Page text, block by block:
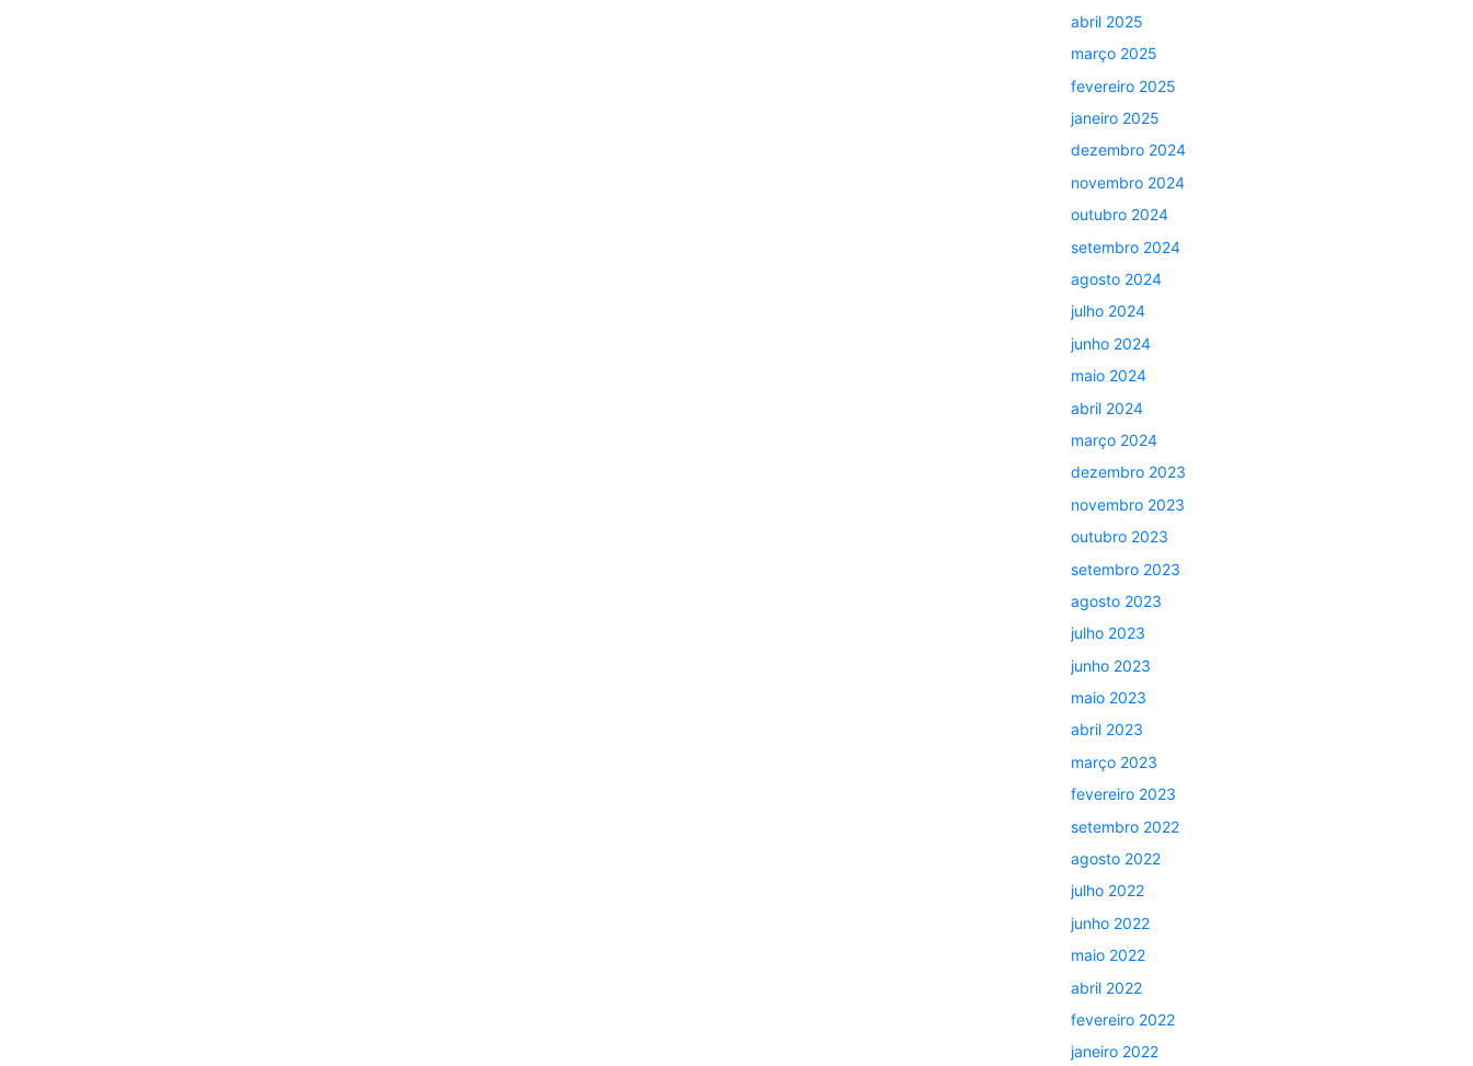
abril 2025
março 2025
fevereiro 2025
janeiro 2025
dezembro 2024
novembro 2024
outubro 2024
setembro 2024
agosto 2024
julho 2024
junho 2024
maio 2024
abril 2024
março 2024
dezembro 2023
novembro 2023
outubro 2023
setembro 2023
agosto 2023
julho 2023
junho 2023
maio 2023
abril 2023
março 2023
fevereiro 2023
setembro 2022
agosto 2022
julho 2022
junho 2022
maio 2022
abril 2022
fevereiro 2022
janeiro 2022